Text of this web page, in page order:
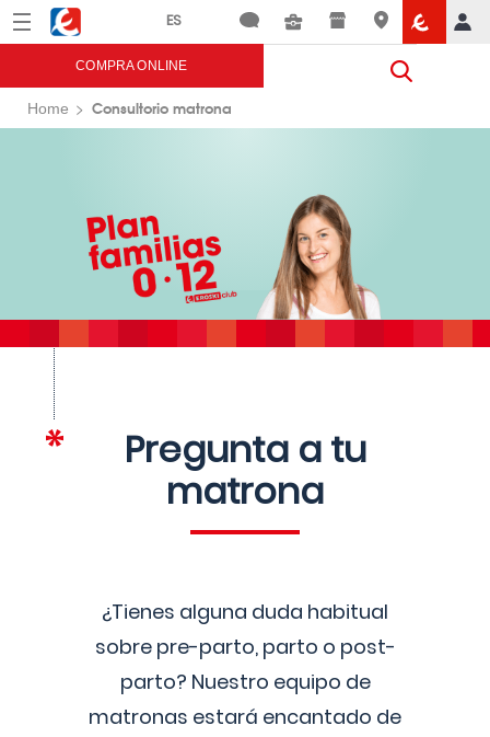
Menú Eroski
COMPRA ONLINE
Home Consultorio matrona
Pregunta a tu
matrona
¿Tienes alguna duda habitual
sobre pre-parto, parto o post-
parto? Nuestro equipo de
matronas estará encantado de